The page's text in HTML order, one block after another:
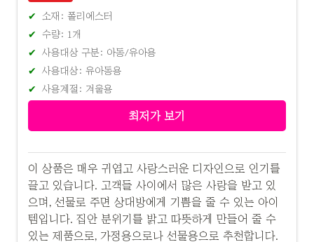
소재: 폴리에스터
수량: 1개
사용대상 구분: 아동/유아용
사용대상: 유아동용
사용계절: 겨울용
최저가 보기
이 상품은 매우 귀엽고 사랑스러운 디자인으로 인기를
끌고 있습니다. 고객들 사이에서 많은 사랑을 받고 있
으며, 선물로 주면 상대방에게 기쁨을 줄 수 있는 아이
템입니다. 집안 분위기를 밝고 따뜻하게 만들어 줄 수
있는 제품으로, 가정용으로나 선물용으로 추천합니다.